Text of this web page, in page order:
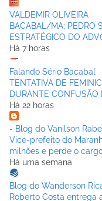
VALDEMIR OLIVEIRA
BACABAL/MA; PEDRO
ESTRATÉGICO DO
Há 7 horas
Falando Sério Bacabal
TENTATIVA DE
DURANTE CONFUSÃO
Há 22 horas
- Blog do Vanilson
Vice-prefeito do
milhões e perde o
Há uma semana
Blog do Wanderson
Roberto Costa entrega